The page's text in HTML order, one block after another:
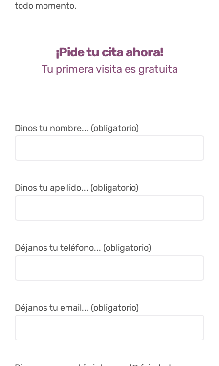
todo momento.
¡Pide tu cita ahora!
Tu primera visita es gratuita
Dinos tu nombre... (obligatorio)
Dinos tu apellido... (obligatorio)
Déjanos tu teléfono... (obligatorio)
Déjanos tu email... (obligatorio)